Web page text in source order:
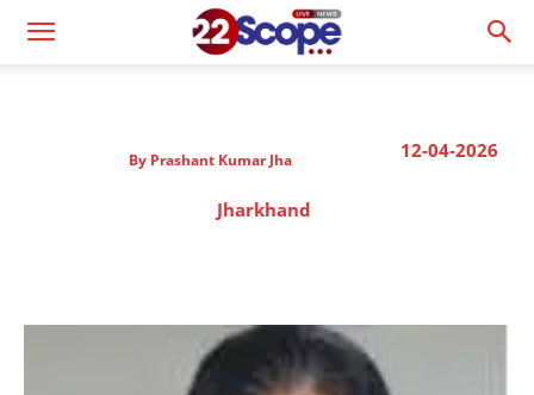
12-04-2026
By Prashant Kumar Jha
Jharkhand